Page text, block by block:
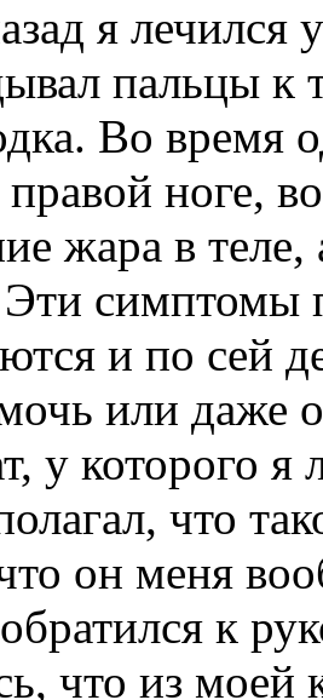
я лечился
пальцы к
Во время
ноге,
жара в теле,
симптомы
и по сей
или даже
у которого я
что
он меня
к
что из